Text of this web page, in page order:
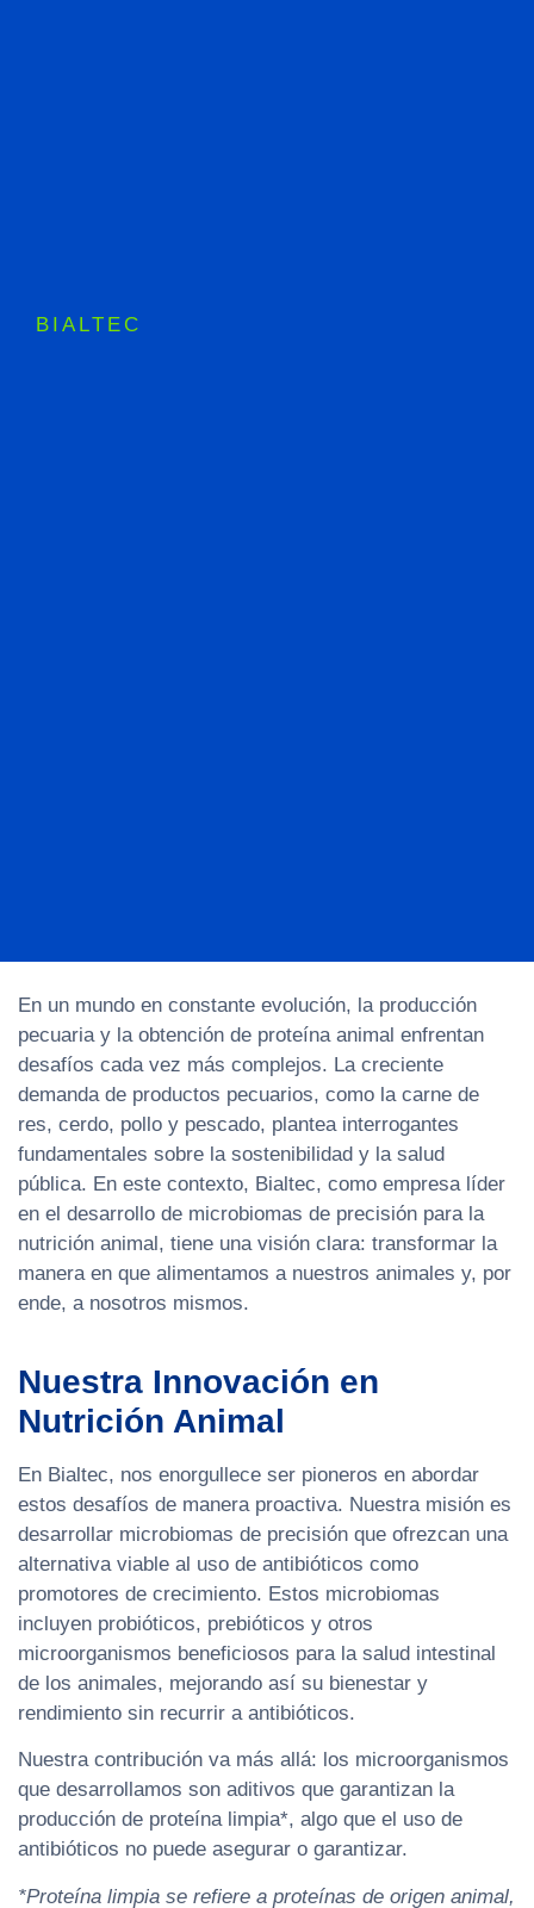
BIALTEC
En un mundo en constante evolución, la producción
pecuaria y la obtención de proteína animal enfrentan
desafíos cada vez más complejos. La creciente
demanda de productos pecuarios, como la carne de
res, cerdo, pollo y pescado, plantea interrogantes
fundamentales sobre la sostenibilidad y la salud
pública. En este contexto, Bialtec, como empresa líder
en el desarrollo de microbiomas de precisión para la
nutrición animal, tiene una visión clara: transformar la
manera en que alimentamos a nuestros animales y, por
ende, a nosotros mismos.
Nuestra Innovación en
Nutrición Animal
En Bialtec, nos enorgullece ser pioneros en abordar
estos desafíos de manera proactiva. Nuestra misión es
desarrollar microbiomas de precisión que ofrezcan una
alternativa viable al uso de antibióticos como
promotores de crecimiento. Estos microbiomas
incluyen probióticos, prebióticos y otros
microorganismos beneficiosos para la salud intestinal
de los animales, mejorando así su bienestar y
rendimiento sin recurrir a antibióticos.
Nuestra contribución va más allá: los microorganismos
que desarrollamos son aditivos que garantizan la
producción de proteína limpia*, algo que el uso de
antibióticos no puede asegurar o garantizar.
*Proteína limpia se refiere a proteínas de origen animal,